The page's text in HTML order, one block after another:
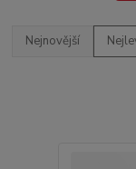
Nejnovější